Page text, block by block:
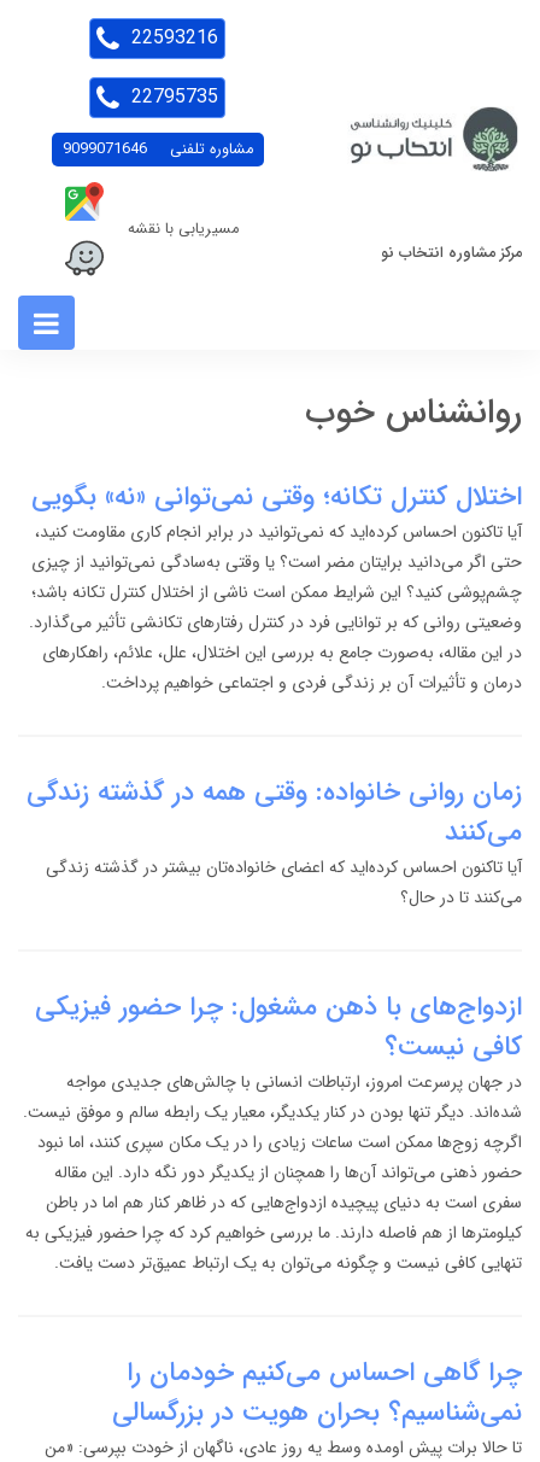
مرکز مشاوره انتخاب نو
مشاوره تلفنی 9099071646
مسیریابی با نقشه
22593216
22795735
روانشناس خوب
اختلال کنترل تکانه؛ وقتی نمی‌توانی «نه» بگویی
آیا تاکنون احساس کرده‌اید که نمی‌توانید در برابر انجام کاری مقاومت کنید،
حتی اگر می‌دانید برایتان مضر است؟ یا وقتی به‌سادگی نمی‌توانید از چیزی
چشم‌پوشی کنید؟ این شرایط ممکن است ناشی از اختلال کنترل تکانه باشد؛
وضعیتی روانی که بر توانایی فرد در کنترل رفتارهای تکانشی تأثیر می‌گذارد.
در این مقاله، به‌صورت جامع به بررسی این اختلال، علل، علائم، راهکارهای
درمان و تأثیرات آن بر زندگی فردی و اجتماعی خواهیم پرداخت.
زمان روانی خانواده: وقتی همه در گذشته زندگی
می‌کنند
آیا تاکنون احساس کرده‌اید که اعضای خانواده‌تان بیشتر در گذشته زندگی
می‌کنند تا در حال؟
ازدواج‌های با ذهن مشغول: چرا حضور فیزیکی
کافی نیست؟
در جهان پرسرعت امروز، ارتباطات انسانی با چالش‌های جدیدی مواجه
شده‌اند. دیگر تنها بودن در کنار یکدیگر، معیار یک رابطه سالم و موفق نیست.
اگرچه زوج‌ها ممکن است ساعات زیادی را در یک مکان سپری کنند، اما نبود
حضور ذهنی می‌تواند آن‌ها را همچنان از یکدیگر دور نگه دارد. این مقاله
سفری است به دنیای پیچیده ازدواج‌هایی که در ظاهر کنار هم اما در باطن
کیلومترها از هم فاصله دارند. ما بررسی خواهیم کرد که چرا حضور فیزیکی به
تنهایی کافی نیست و چگونه می‌توان به یک ارتباط عمیق‌تر دست یافت.
چرا گاهی احساس می‌کنیم خودمان را
نمی‌شناسیم؟ بحران هویت در بزرگسالی
تا حالا برات پیش اومده وسط یه روز عادی، ناگهان از خودت بپرسی: «من